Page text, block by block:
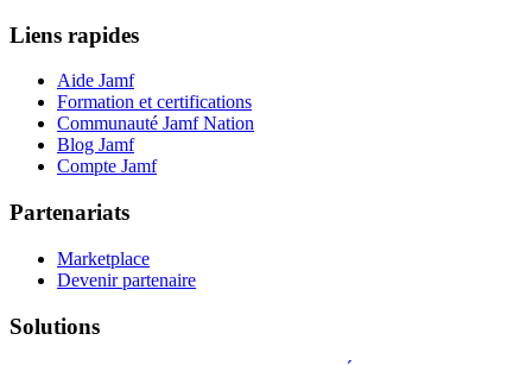
Liens rapides
Aide Jamf
Formation et certifications
Communauté Jamf Nation
Blog Jamf
Compte Jamf
Partenariats
Marketplace
Devenir partenaire
Solutions